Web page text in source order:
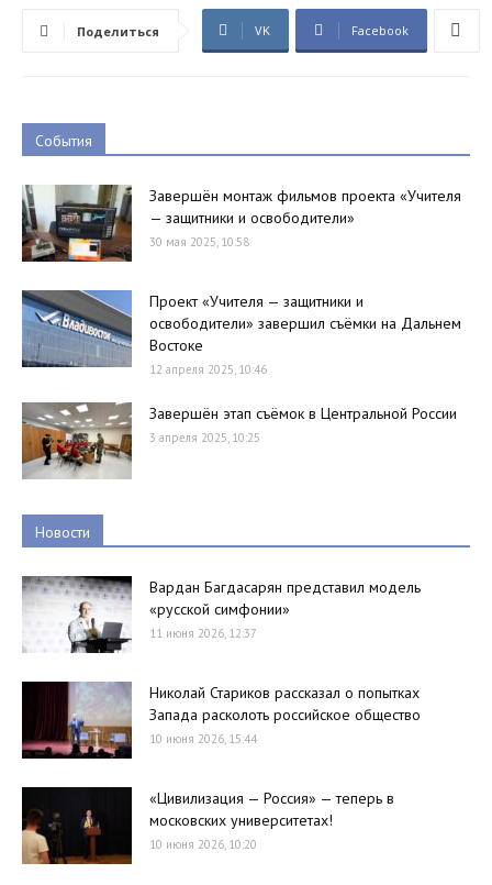
Поделиться VK Facebook
События
Завершён монтаж фильмов проекта «Учителя
— защитники и освободители»
30 мая 2025, 10:58
Проект «Учителя — защитники и
освободители» завершил съёмки на Дальнем
Востоке
12 апреля 2025, 10:46
Завершён этап съёмок в Центральной России
3 апреля 2025, 10:25
Новости
Вардан Багдасарян представил модель
«русской симфонии»
11 июня 2026, 12:37
Николай Стариков рассказал о попытках
Запада расколоть российское общество
10 июня 2026, 15:44
«Цивилизация — Россия» — теперь в
московских университетах!
10 июня 2026, 10:20